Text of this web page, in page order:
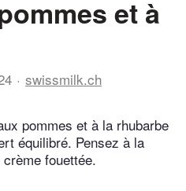
et à
swissmilk.ch
pommes et à la rhubarbe
équilibré. Pensez à la
fouettée.